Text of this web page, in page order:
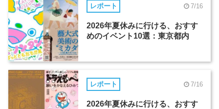
レポート 7/16
2026年夏休みに行ける、おすす
めのイベント10選：東京都内
レポート 7/16
2026年夏休みに行ける、おすす